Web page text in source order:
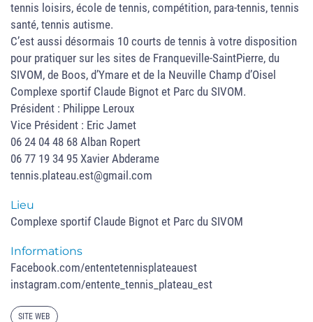
tennis loisirs, école de tennis, compétition, para-tennis, tennis
santé, tennis autisme.
C’est aussi désormais 10 courts de tennis à votre disposition
pour pratiquer sur les sites de Franqueville-SaintPierre, du
SIVOM, de Boos, d’Ymare et de la Neuville Champ d’Oisel
Complexe sportif Claude Bignot et Parc du SIVOM.
Président : Philippe Leroux
Vice Président : Eric Jamet
06 24 04 48 68 Alban Ropert
06 77 19 34 95 Xavier Abderame
tennis.plateau.est@gmail.com
Lieu
Complexe sportif Claude Bignot et Parc du SIVOM
Informations
Facebook.com/ententetennisplateauest
instagram.com/entente_tennis_plateau_est
SITE WEB